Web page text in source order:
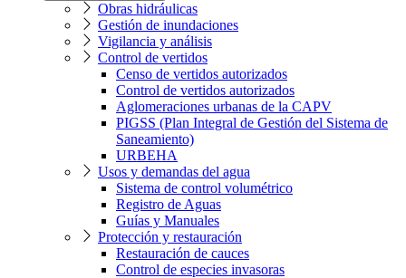
Obras hidráulicas
Gestión de inundaciones
Vigilancia y análisis
Control de vertidos
Censo de vertidos autorizados
Control de vertidos autorizados
Aglomeraciones urbanas de la CAPV
PIGSS (Plan Integral de Gestión del Sistema de
Saneamiento)
URBEHA
Usos y demandas del agua
Sistema de control volumétrico
Registro de Aguas
Guías y Manuales
Protección y restauración
Restauración de cauces
Control de especies invasoras